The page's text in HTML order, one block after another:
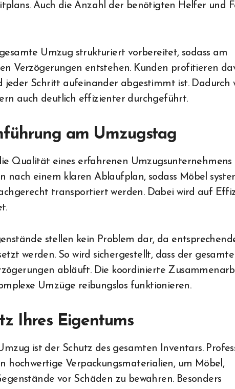
Auch die Anzahl der benötigten Helfer und
Umzug strukturiert vorbereitet, sodass am
Verzögerungen entstehen. Kunden profitieren
jeder Schritt aufeinander abgestimmt ist. Dadurch
auch deutlich effizienter durchgeführt.
am Umzugstag
Qualität eines erfahrenen Umzugsunternehmens
nach einem klaren Ablaufplan, sodass Möbel
transportiert werden. Dabei wird auf
stellen kein Problem dar, da
werden. So wird sichergestellt, dass der
abläuft. Die koordinierte
Umzüge reibungslos funktionieren.
Ihres Eigentums
ist der Schutz des gesamten Inventars.
hochwertige Verpackungsmaterialien, um Möbel,
vor Schäden zu bewahren. Besonders